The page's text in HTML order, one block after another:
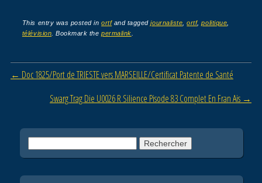
c
e
b
o
o
tt
er
ail
ta
er
This entry was posted inortfand taggedjournaliste ,ortf,politique
télévision . Bookmark thepermalink
Post navigation
← Doc 1825/Port de TRIESTE vers MARSEILLE/Certificat Patente de Santé
Swarg Trag Die U0026 R Silience Pisode 83 Complet En Fran Ais →